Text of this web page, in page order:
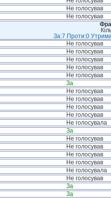
Не голосував
Не голосував
За:7 Проти:0
Не голосував
Не голосував
Не голосував
Не голосував
Не голосував
За
Не голосував
Не голосував
Не голосував
Не голосував
Не голосувала
За
Не голосував
Не голосував
Не голосував
Не голосував
Не голосувала
Не голосував
За
За